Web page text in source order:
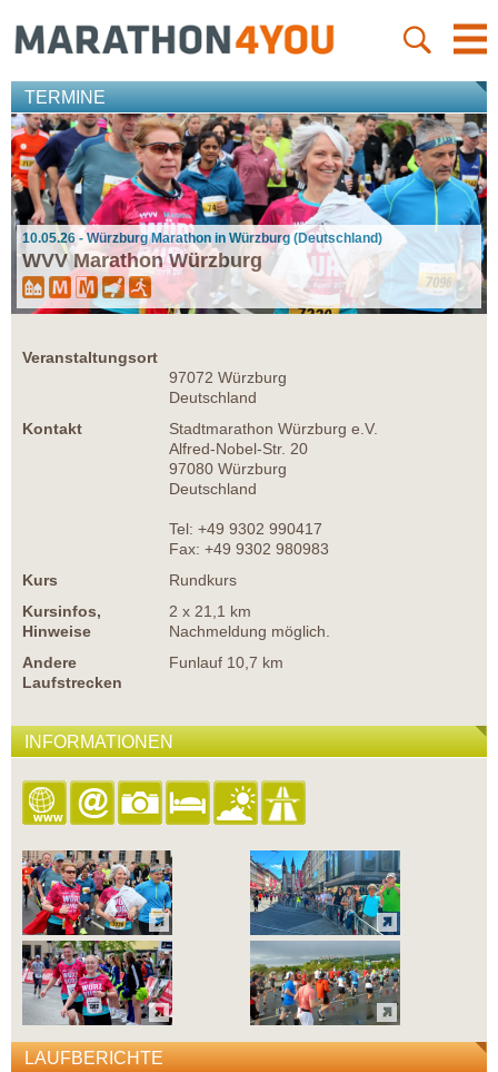
TERMINE
10.05.26 - Würzburg Marathon in Würzburg (Deutschland)
WVV Marathon Würzburg
Veranstaltungsort
97072 Würzburg
Deutschland
Kontakt
Stadtmarathon Würzburg e.V.
Alfred-Nobel-Str. 20
97080 Würzburg
Deutschland
Tel: +49 9302 990417
Fax: +49 9302 980983
Kurs
Rundkurs
Kursinfos,
Hinweise
2 x 21,1 km
Nachmeldung möglich.
Andere
Laufstrecken
Funlauf 10,7 km
INFORMATIONEN
LAUFBERICHTE